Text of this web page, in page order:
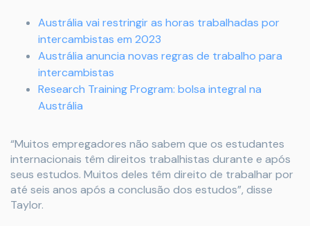
Austrália vai restringir as horas trabalhadas por
intercambistas em 2023
Austrália anuncia novas regras de trabalho para
intercambistas
Research Training Program: bolsa integral na
Austrália
“Muitos empregadores não sabem que os estudantes
internacionais têm direitos trabalhistas durante e após
seus estudos. Muitos deles têm direito de trabalhar por
até seis anos após a conclusão dos estudos”, disse
Taylor.